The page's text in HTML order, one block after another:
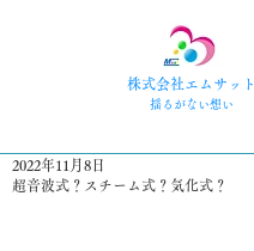
株式会社エムサット
​揺るがない想い
超音波式？スチーム式？気化式？
2022年11月8日